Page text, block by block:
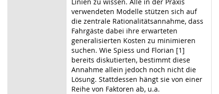
verwendeten Modelle stützen sich auf
die zentrale Rationalitätsannahme, dass
Fahrgäste dabei ihre erwarteten
generalisierten Kosten zu minimieren
suchen. Wie Spiess und Florian [1]
bereits diskutierten, bestimmt diese
Annahme allein jedoch noch nicht die
Lösung. Stattdessen hängt sie von einer
Reihe von Faktoren ab, u.a.